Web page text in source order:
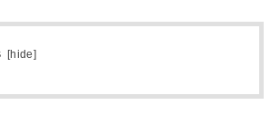
[hide]